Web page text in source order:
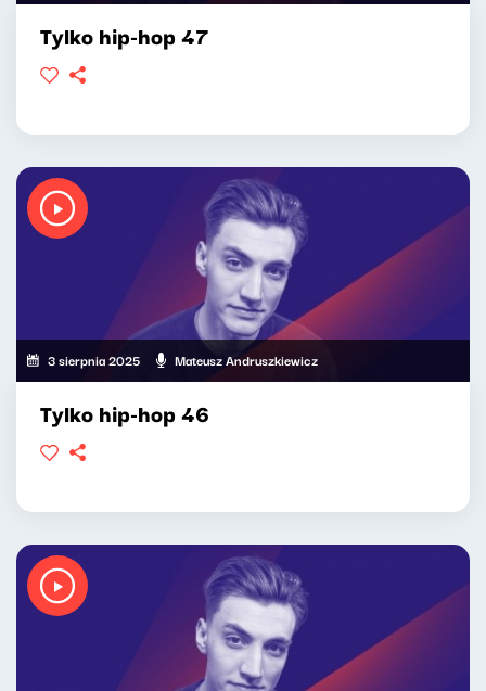
Tylko hip-hop 47
3 sierpnia 2025 Mateusz Andruszkiewicz
Tylko hip-hop 46